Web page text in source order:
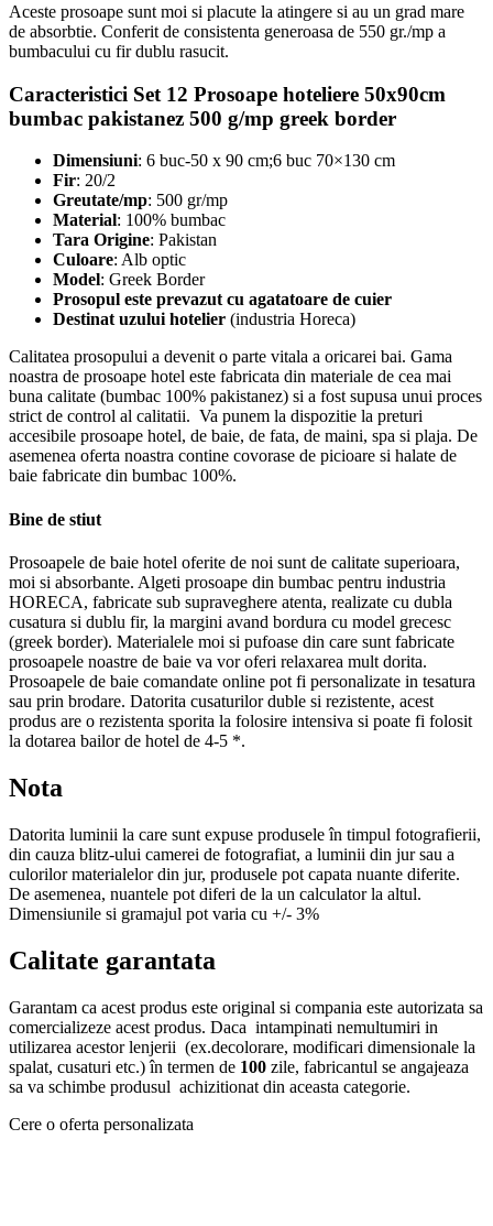
Aceste prosoape sunt moi si placute la atingere si au un grad mare
de absorbtie. Conferit de consistenta generoasa de 550 gr./mp a
bumbacului cu fir dublu rasucit.
Caracteristici Set 12 Prosoape hoteliere 50x90cm
bumbac pakistanez 500 g/mp greek border
Dimensiuni: 6 buc-50 x 90 cm;6 buc 70×130 cm
Fir: 20/2
Greutate/mp: 500 gr/mp
Material: 100% bumbac
Tara Origine: Pakistan
Culoare: Alb optic
Model: Greek Border
Prosopul este prevazut cu agatatoare de cuier
Destinat uzului hotelier (industria Horeca)
Calitatea prosopului a devenit o parte vitala a oricarei bai. Gama
noastra de prosoape hotel este fabricata din materiale de cea mai
buna calitate (bumbac 100% pakistanez) si a fost supusa unui proces
strict de control al calitatii. Va punem la dispozitie la preturi
accesibile prosoape hotel, de baie, de fata, de maini, spa si plaja. De
asemenea oferta noastra contine covorase de picioare si halate de
baie fabricate din bumbac 100%.
Bine de stiut
Prosoapele de baie hotel oferite de noi sunt de calitate superioara,
moi si absorbante. Algeti prosoape din bumbac pentru industria
HORECA, fabricate sub supraveghere atenta, realizate cu dubla
cusatura si dublu fir, la margini avand bordura cu model grecesc
(greek border). Materialele moi si pufoase din care sunt fabricate
prosoapele noastre de baie va vor oferi relaxarea mult dorita.
Prosoapele de baie comandate online pot fi personalizate in tesatura
sau prin brodare. Datorita cusaturilor duble si rezistente, acest
produs are o rezistenta sporita la folosire intensiva si poate fi folosit
la dotarea bailor de hotel de 4-5 *.
Nota
Datorita luminii la care sunt expuse produsele în timpul fotografierii,
din cauza blitz-ului camerei de fotografiat, a luminii din jur sau a
culorilor materialelor din jur, produsele pot capata nuante diferite.
De asemenea, nuantele pot diferi de la un calculator la altul.
Dimensiunile si gramajul pot varia cu +/- 3%
Calitate garantata
Garantam ca acest produs este original si compania este autorizata sa
comercializeze acest produs. Daca intampinati nemultumiri in
utilizarea acestor lenjerii (ex.decolorare, modificari dimensionale la
spalat, cusaturi etc.) în termen de 100 zile, fabricantul se angajeaza
sa va schimbe produsul achizitionat din aceasta categorie.
Cere o oferta personalizata